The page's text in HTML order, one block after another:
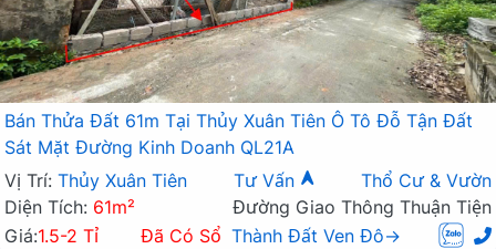
Bán Thửa Đất 61m Tại Thủy Xuân Tiên Ô Tô Đỗ Tận Đất
Sát Mặt Đường Kinh Doanh QL21A
Vị Trí: Thủy Xuân Tiên Tư Vấn
Thổ Cư & Vườn
Diện Tích: 61m²
Đường Giao Thông Thuận Tiện
Giá:1.5-2 Tỉ Đã Có Sổ Thành Đất Ven Đô→